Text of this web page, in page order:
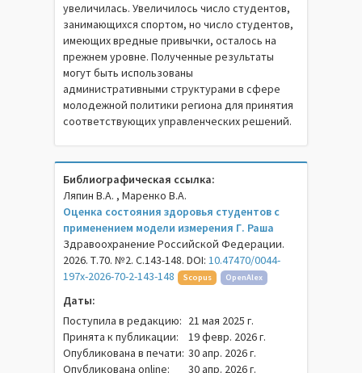
увеличилась. Увеличилось число студентов,
занимающихся спортом, но число студентов,
имеющих вредные привычки, осталось на
прежнем уровне. Полученные результаты
могут быть использованы
административными структурами в сфере
молодежной политики региона для принятия
соответствующих управленческих решений.
Библиографическая ссылка:
Ляпин В.А. , Маренко В.А.
Оценка состояния здоровья студентов с
применением модели измерения Г. Раша
Здравоохранение Российской Федерации.
2026. Т.70. №2. С.143-148. DOI:10.47470/0044-
197x-2026-70-2-143-148
Scopus OpenAlex
Даты:
Поступила в редакцию: 21 мая 2025 г.
Принята к публикации:
19 февр. 2026 г.
Опубликована в печати: 30 апр. 2026 г.
Опубликована online:
30 апр. 2026 г.